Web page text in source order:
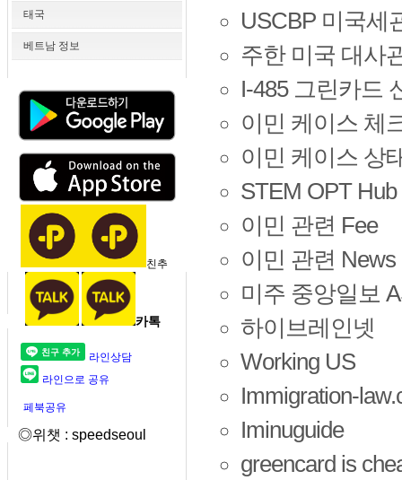
태국
베트남 정보
친추
카톡
라인상담
라인으로 공유
페북공유
◎위챗 : speedseoul
USCBP 미국세
주한 미국 대사
I-485 그린카드
이민 케이스 체
이민 케이스 상
STEM OPT Hub
이민 관련 Fee
이민 관련 News
미주 중앙일보
하이브레인넷
Working US
Immigration-
Iminuguide
greencard is